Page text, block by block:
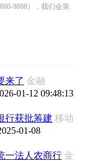
9888），我们会第
来了 金融
01-12 09:48:13
行获批筹建 移动
01-08
一法人农商行 金